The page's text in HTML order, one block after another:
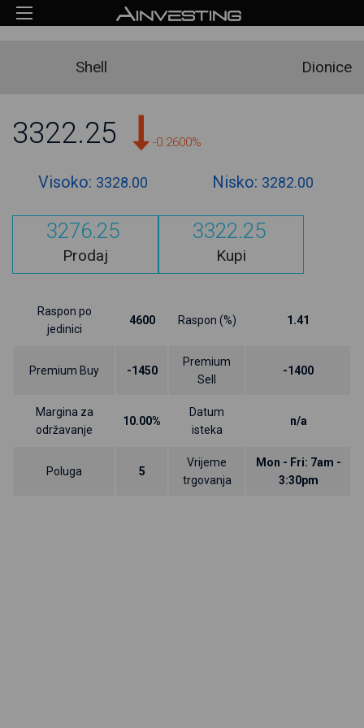
Shell Dionice
3322.25 -0.2600%
Visoko: 3328.00 Nisko: 3282.00
3276.25
Prodaj
3322.25
Kupi
Raspon po
jedinici
4600 Raspon (%) 1.41
Premium Buy -1450
Premium
Sell
-1400
Margina za
održavanje
10.00%
Datum
isteka
n/a
Poluga 5
Vrijeme
trgovanja
Mon - Fri: 7am -
3:30pm